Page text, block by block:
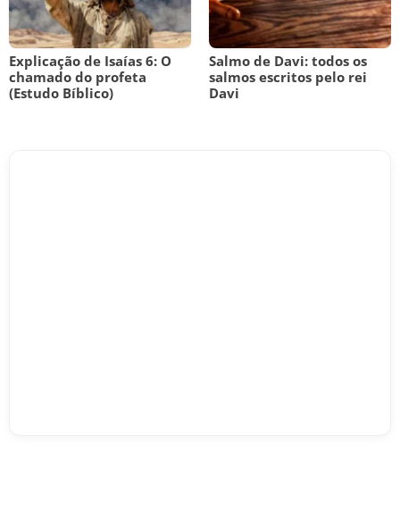
Explicação de Isaías 6: O
chamado do profeta
(Estudo Bíblico)
Salmo de Davi: todos os
salmos escritos pelo rei
Davi